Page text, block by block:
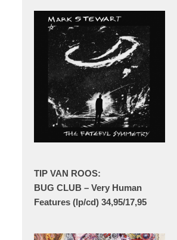
TIP VAN ROOS:
BUG CLUB – Very Human
Features (lp/cd) 34,95/17,95